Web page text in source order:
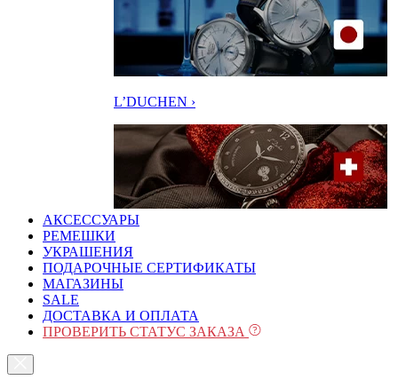
L’DUCHEN ›
АКСЕССУАРЫ
РЕМЕШКИ
УКРАШЕНИЯ
ПОДАРОЧНЫЕ СЕРТИФИКАТЫ
МАГАЗИНЫ
SALE
ДОСТАВКА И ОПЛАТА
ПРОВЕРИТЬ СТАТУС ЗАКАЗА